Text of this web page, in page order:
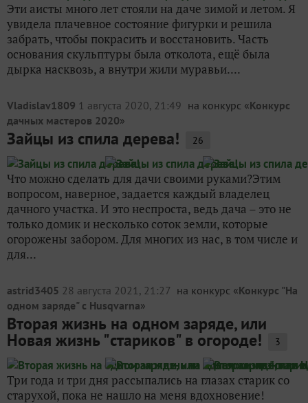
Эти аисты много лет стояли на даче зимой и летом. Я
увидела плачевное состояние фигурки и решила
забрать, чтобы покрасить и восстановить. Часть
основания скульптуры была отколота, ещё была
дырка насквозь, а внутри жили муравьи....
Vladislav1809 1 августа 2020, 21:49 на конкурс «Конкурс
дачных мастеров 2020»
Зайцы из спила дерева! 26
Что можно сделать для дачи своими руками?Этим
вопросом, наверное, задается каждый владелец
дачного участка. И это неспроста, ведь дача – это не
только домик и несколько соток земли, которые
огорожены забором. Для многих из нас, в том числе и
для...
astrid3405 28 августа 2021, 21:27 на конкурс «Конкурс "На
одном заряде" с Husqvarna»
Вторая жизнь на одном заряде, или
Новая жизнь "стариков" в огороде! 3
Три года и три дня рассыпались на глазах старик со
старухой, пока не нашло на меня вдохновение!